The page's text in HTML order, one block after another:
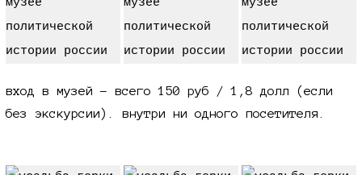
вход в музей - всего150 руб / 1,8 долл (если
без экскурсии). внутри ни одного посетителя.